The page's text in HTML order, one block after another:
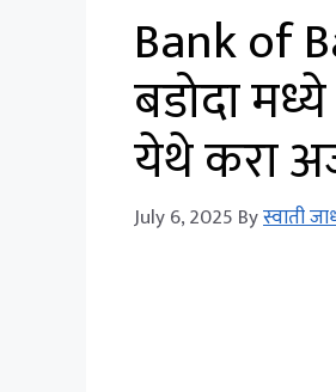
Bank of
बडोदा
येथे करा
July 6, 2025 Byस्वाती